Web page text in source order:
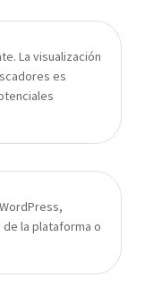
La visualización
es
la plataforma o